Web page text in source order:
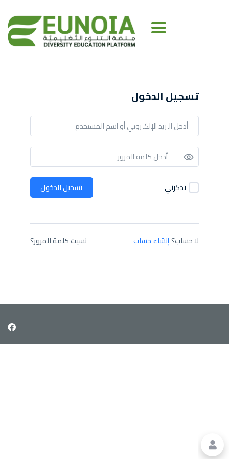
Toggle navigation
تسجيل الدخول
تذكرني تسجيل الدخول
لا حساب؟إنشاء حساب نسيت كلمة المرور؟